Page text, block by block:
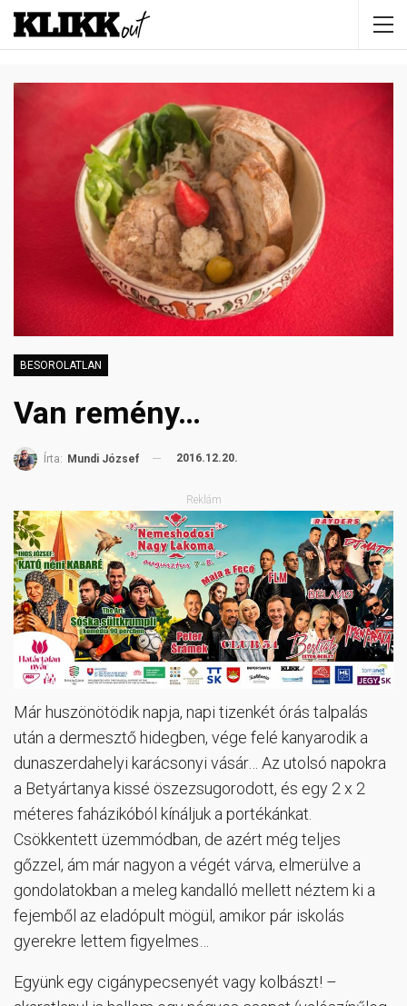
BESOROLATLAN
Van remény…
Írta: Mundi József 2016.12.20.
Reklám
Már huszönötödik napja, napi tizenkét órás talpalás
után a dermesztő hidegben, vége felé kanyarodik a
dunaszerdahelyi karácsonyi vásár… Az utolsó napokra
a Betyártanya kissé öszezsugorodott, és egy 2 x 2
méteres faházikóból kínáljuk a portékánkat.
Csökkentett üzemmódban, de azért még teljes
gőzzel, ám már nagyon a végét várva, elmerülve a
gondolatokban a meleg kandalló mellett néztem ki a
fejemből az eladópult mögül, amikor pár iskolás
gyerekre lettem figyelmes…
Együnk egy cigánypecsenyét vagy kolbászt! –